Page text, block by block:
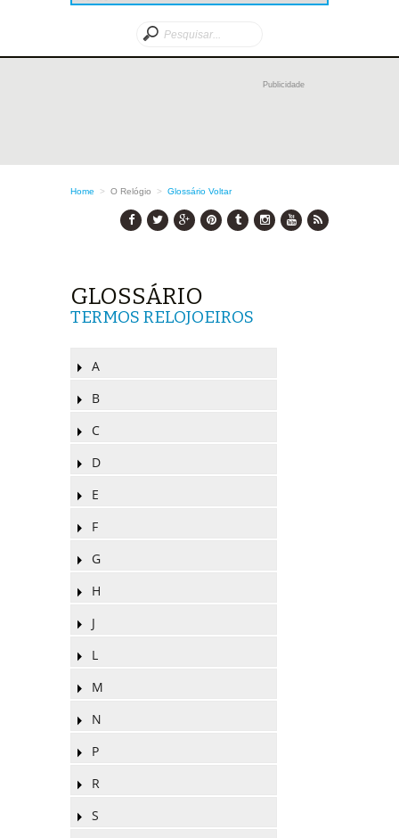
Publicidade
Home > O Relógio > Glossário Voltar
GLOSSÁRIO
TERMOS RELOJOEIROS
A
B
C
D
E
F
G
H
J
L
M
N
P
R
S